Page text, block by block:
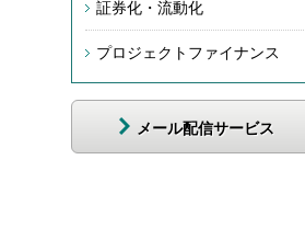
証券化・流動化
プロジェクトファイナンス
メール配信サービス